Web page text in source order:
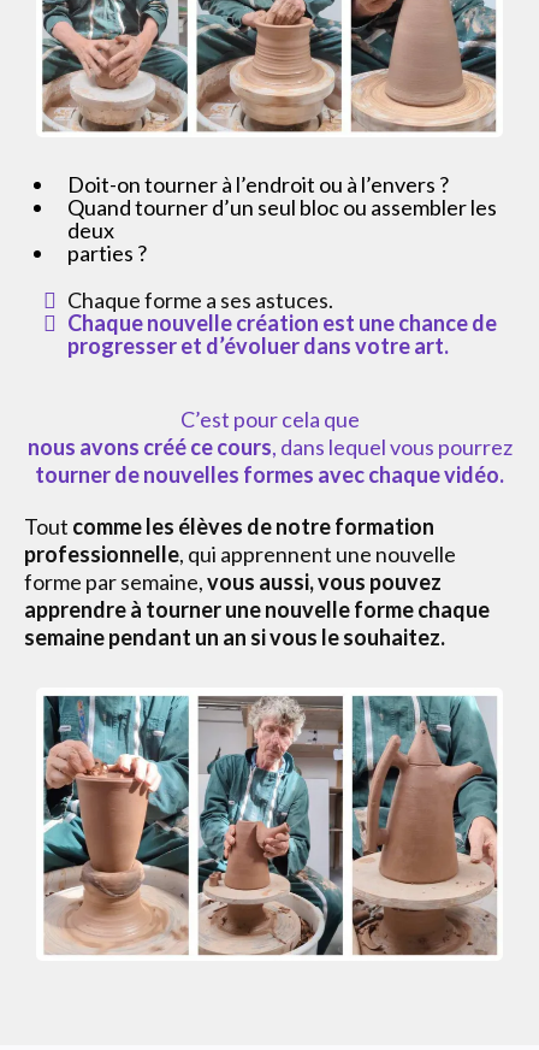
Doit-on tourner à l’endroit ou à l’envers ?
Quand tourner d’un seul bloc ou assembler les
deux
parties ?
Chaque forme a ses astuces.
Chaque nouvelle création est une chance de
progresser et d’évoluer dans votre art.
C’est pour cela que
nous avons créé ce cours, dans lequel vous pourrez
tourner de nouvelles formes avec chaque vidéo.
Tout comme les élèves de notre formation
professionnelle, qui apprennent une nouvelle
forme par semaine,vous aussi, vous pouvez
apprendre à tourner une nouvelle forme chaque
semaine pendant un an si vous le souhaitez.